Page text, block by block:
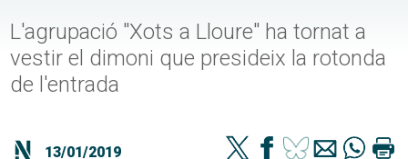
L'agrupació "Xots a Lloure" ha tornat a
vestir el dimoni que presideix la rotonda
de l'entrada
13/01/2019